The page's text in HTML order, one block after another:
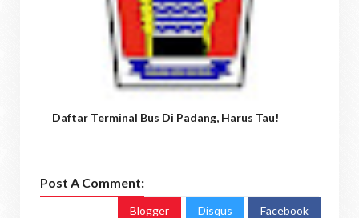
Daftar Terminal Bus Di Padang, Harus Tau!
Post A Comment:
Blogger Disqus Facebook